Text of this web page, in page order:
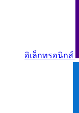
อิเล็กทรอนิกส์